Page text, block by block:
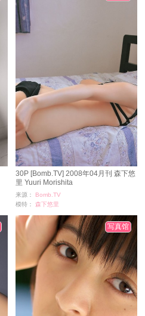
30P [Bomb.TV] 2008年04月刊 森下悠
里 Yuuri Morishita
来源：
Bomb.TV
模特：
森下悠里
时间：
写真馆